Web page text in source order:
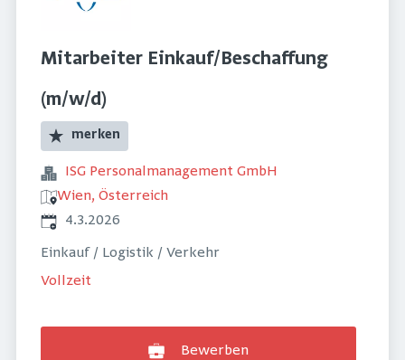
Mitarbeiter Einkauf/Beschaffung
(m/w/d)
merken
ISG Personalmanagement GmbH
Wien, Österreich
Veröffentlicht
4.3.2026
Einkauf / Logistik / Verkehr
Vollzeit
Bewerben